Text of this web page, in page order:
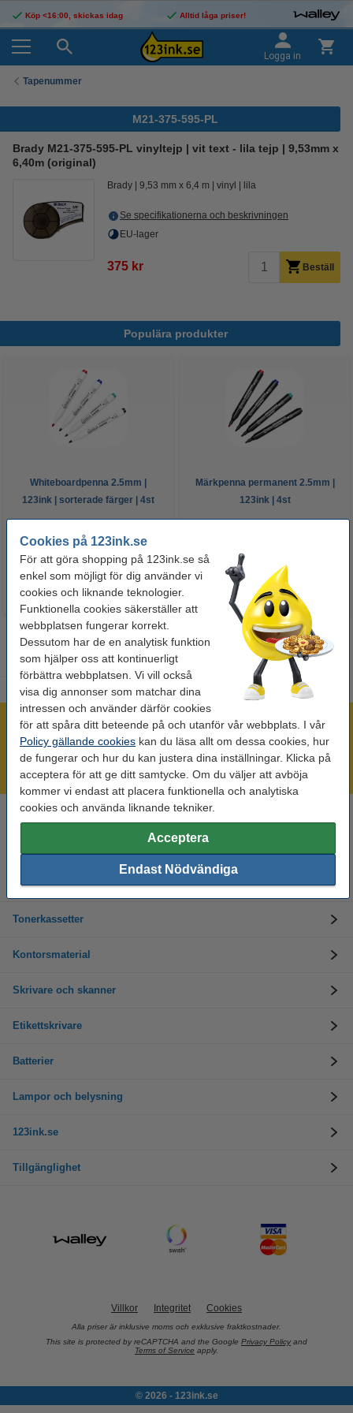
Cookies på 123ink.se
För att göra shopping på 123ink.se så
enkel som möjligt för dig använder vi
cookies och liknande teknologier.
Funktionella cookies säkerställer att
webbplatsen fungerar korrekt.
Dessutom har de en analytisk funktion
som hjälper oss att kontinuerligt
förbättra webbplatsen. Vi vill också
visa dig annonser som matchar dina
intressen och använder därför cookies
för att spåra ditt beteende på och utanför vår webbplats. I vår
Policy gällande cookies kan du läsa allt om dessa cookies, hur
de fungerar och hur du kan justera dina inställningar. Klicka på
acceptera för att ge ditt samtycke. Om du väljer att avböja
kommer vi endast att placera funktionella och analytiska
cookies och använda liknande tekniker.
Acceptera
Endast Nödvändiga
Köp <16:00, skickas idag Alltid låga priser!
Logga in
Tapenummer
M21-375-595-PL
Brady M21-375-595-PL vinyltejp | vit text - lila tejp | 9,53mm x
6,40m (original)
Brady 9,53 mm x 6,4 m vinyl lila
Se specifikationerna och beskrivningen
EU-lager
375 kr Beställ
Populära produkter
Whiteboardpenna 2.5mm |
123ink | sorterade färger | 4st
60 kr Inkl. 25% Moms
Märkpenna permanent 2.5mm |
123ink | 4st
Mer än 300.000 kunder!
Beställ innan 16:00 så skickar vi idag!
Alltid låga priser!
Behöver du hjälp? Ring oss på 08-550 04 123
Helgfria vardagar från kl. 9:00 till 16:00
Bläckpatroner
Tonerkassetter
Kontorsmaterial
Skrivare och skanner
Etikettskrivare
Batterier
Lampor och belysning
123ink.se
Tillgänglighet
Villkor Integritet Cookies
Alla priser är inklusive moms och exklusive fraktkostnader.
This site is protected by reCAPTCHA and the Google Privacy Policy and
Terms of Service apply.
© 2026 - 123ink.se